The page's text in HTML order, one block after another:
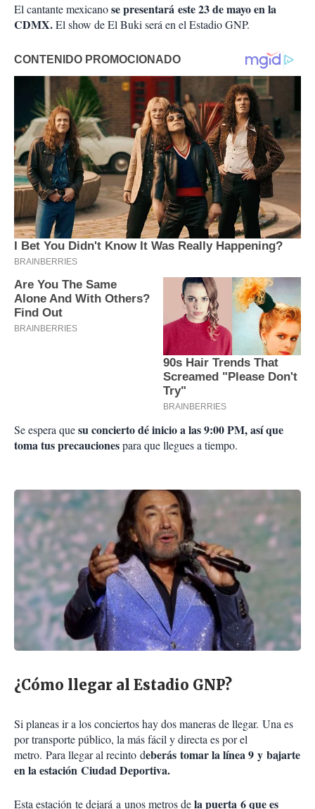
El cantante mexicanose presentará este 23 de mayo en la
CDMX.El show de El Buki será en el Estadio GNP.
Se espera quesu concierto dé inicio a las 9:00 PM, así que
toma tus precaucionespara que llegues a tiempo.
¿Cómo llegar al Estadio GNP?
Si planeas ir a los conciertos hay dos maneras de llegar. Una es
por transporte público, la más fácil y directa es por el
metro. Para llegar al recinto deberás tomar la línea 9 y bajarte
en la estación Ciudad Deportiva.
Esta estación te dejará a unos metros dela puerta 6 que es